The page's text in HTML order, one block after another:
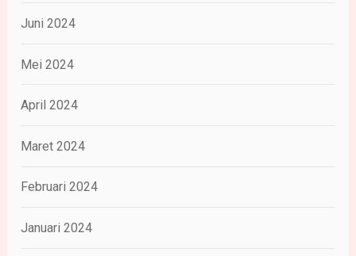
Juni 2024
Mei 2024
April 2024
Maret 2024
Februari 2024
Januari 2024